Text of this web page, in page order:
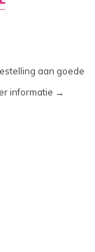
aan goede
informatie →